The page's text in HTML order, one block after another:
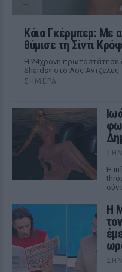
Κάια Γκέρμπερ: Με
θύμισε τη Σίντι
Η 24χρονη πρωτοστάτησε
Shards» στο Λος Αντζελες
ΣΉΜΕΡΑ
Η
Η